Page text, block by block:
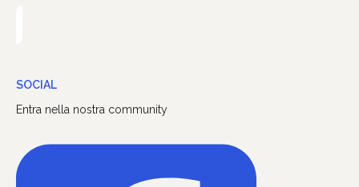
SOCIAL
Entra nella nostra community